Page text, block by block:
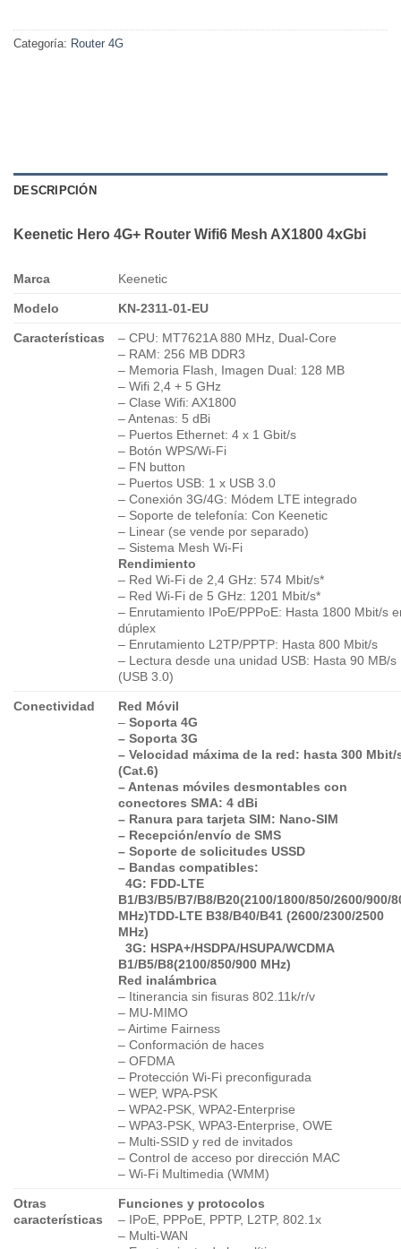
Categoría: Router 4G
DESCRIPCIÓN
Keenetic Hero 4G+ Router Wifi6 Mesh AX1800 4xGbi
Marca Keenetic
Modelo KN-2311-01-EU
Características
– CPU: MT7621A 880 MHz, Dual-Core
– RAM: 256 MB DDR3
– Memoria Flash, Imagen Dual: 128 MB
– Wifi 2,4 + 5 GHz
– Clase Wifi: AX1800
– Antenas: 5 dBi
– Puertos Ethernet: 4 x 1 Gbit/s
– Botón WPS/Wi-Fi
– FN button
– Puertos USB: 1 x USB 3.0
– Conexión 3G/4G: Módem LTE integrado
– Soporte de telefonía: Con Keenetic
– Linear (se vende por separado)
– Sistema Mesh Wi-Fi
Rendimiento
– Red Wi-Fi de 2,4 GHz: 574 Mbit/s*
– Red Wi-Fi de 5 GHz: 1201 Mbit/s*
– Enrutamiento IPoE/PPPoE: Hasta 1800 Mbit/s
dúplex
– Enrutamiento L2TP/PPTP: Hasta 800 Mbit/s
– Lectura desde una unidad USB: Hasta 90 MB/s
(USB 3.0)
Conectividad
Red Móvil
– Soporta 4G
– Soporta 3G
– Velocidad máxima de la red: hasta 300 Mbit/
(Cat.6)
– Antenas móviles desmontables con
conectores SMA: 4 dBi
– Ranura para tarjeta SIM: Nano-SIM
– Recepción/envío de SMS
– Soporte de solicitudes USSD
– Bandas compatibles:
4G: FDD-LTE
B1/B3/B5/B7/B8/B20(2100/1800/850/2600/900/
MHz)TDD-LTE B38/B40/B41 (2600/2300/2500
MHz)
3G: HSPA+/HSDPA/HSUPA/WCDMA
B1/B5/B8(2100/850/900 MHz)
Red inalámbrica
– Itinerancia sin fisuras 802.11k/r/v
– MU-MIMO
– Airtime Fairness
– Conformación de haces
– OFDMA
– Protección Wi-Fi preconfigurada
– WEP, WPA-PSK
– WPA2-PSK, WPA2-Enterprise
– WPA3-PSK, WPA3-Enterprise, OWE
– Multi-SSID y red de invitados
– Control de acceso por dirección MAC
– Wi-Fi Multimedia (WMM)
Otras
características
Funciones y protocolos
– IPoE, PPPoE, PPTP, L2TP, 802.1x
– Multi-WAN